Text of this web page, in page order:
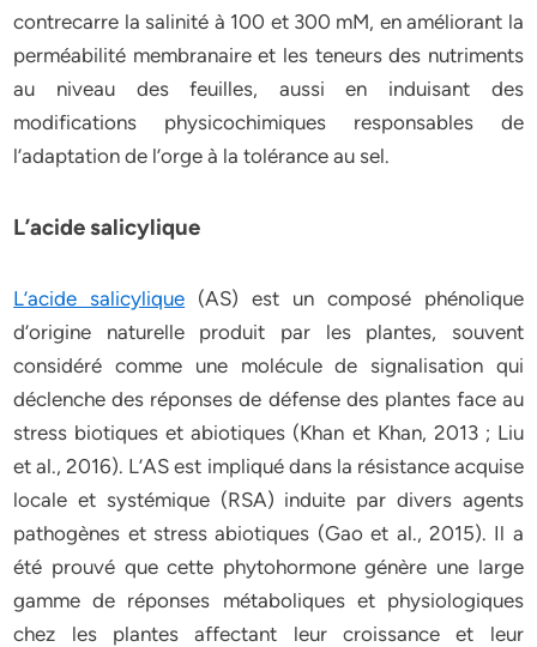
contrecarre la salinité à 100 et 300 mM, en améliorant la
perméabilité membranaire et les teneurs des nutriments
au niveau des feuilles, aussi en induisant des
modifications physicochimiques responsables de
l’adaptation de l’orge à la tolérance au sel.
L’acide salicylique
L’acide salicylique (AS) est un composé phénolique
d’origine naturelle produit par les plantes, souvent
considéré comme une molécule de signalisation qui
déclenche des réponses de défense des plantes face au
stress biotiques et abiotiques (Khan et Khan, 2013 ; Liu
et al., 2016). L’AS est impliqué dans la résistance acquise
locale et systémique (RSA) induite par divers agents
pathogènes et stress abiotiques (Gao et al., 2015). Il a
été prouvé que cette phytohormone génère une large
gamme de réponses métaboliques et physiologiques
chez les plantes affectant leur croissance et leur